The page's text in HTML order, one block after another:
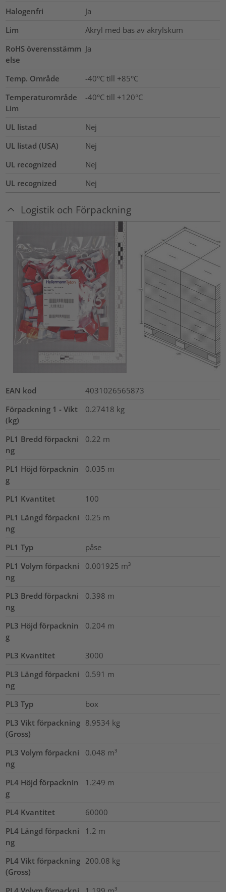
Halogenfri
Ja
Lim
Akryl med bas av akrylskum
RoHS överensstämm
else
Ja
Temp. Område
-40°C till +85°C
Temperaturområde
Lim
-40°C till +120°C
UL listad
Nej
UL listad (USA)
Nej
UL recognized
Nej
UL recognized
Nej
Logistik och Förpackning
EAN kod
4031026565873
Förpackning 1 - Vikt
(kg)
0.27418 kg
PL1 Bredd förpackni
ng
0.22 m
PL1 Höjd förpacknin
g
0.035 m
PL1 Kvantitet
100
PL1 Längd förpackni
ng
0.25 m
PL1 Typ
påse
PL1 Volym förpackni
ng
0.001925 m³
PL3 Bredd förpackni
ng
0.398 m
PL3 Höjd förpacknin
g
0.204 m
PL3 Kvantitet
3000
PL3 Längd förpackni
ng
0.591 m
PL3 Typ
box
PL3 Vikt förpackning
(Gross)
8.9534 kg
PL3 Volym förpackni
ng
0.048 m³
PL4 Höjd förpacknin
g
1.249 m
PL4 Kvantitet
60000
PL4 Längd förpackni
ng
1.2 m
PL4 Vikt förpackning
(Gross)
200.08 kg